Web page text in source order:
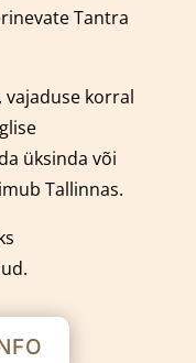
Tantra
vajaduse korral
üksinda või
Tallinnas.